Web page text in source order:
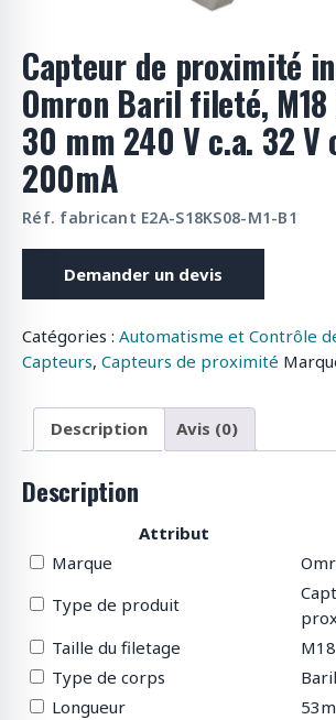
i
t
s
Capteur de proximité
Omron Baril fileté, M18
30 mm 240 V c.a. 32 V
200mA
Réf. fabricant E2A-S18KS08-M1-B1
Demander un devis
Catégories : Automatisme et Contrôle
Capteurs, Capteurs de proximité
Description Avis (0)
Description
Attribut
Marque
Type de produit
Taille du filetage
M18
Type de corps
Longueur